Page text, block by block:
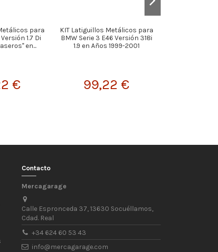
para
1.7 Di
en...
€
KIT Latiguillos Metálicos para
BMW Serie 3 E46 Versión 318i
1.9 en Años 1999-2001
99,22 €
Contacto
Mercagarage
Calle Espronceda 37, 13630 Socuéllamos,
Cdad. Real
+34 624 60 53 43
info@mercagarage.com